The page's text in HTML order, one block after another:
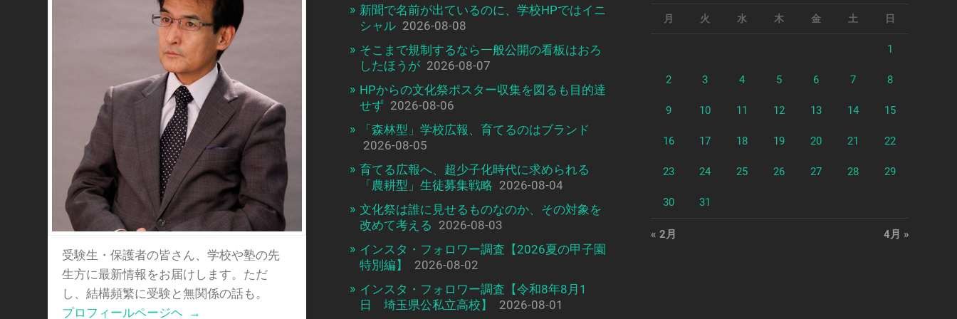
受験生・保護者の皆さん、学校や塾の先
生方に最新情報をお届けします。ただ
し、結構頻繁に受験と無関係の話も。
プロフィールページヘ →
新聞で名前が出ているのに、学校HPではイニ
シャル 2026-08-08
そこまで規制するなら一般公開の看板はおろ
したほうが 2026-08-07
HPからの文化祭ポスター収集を図るも目的達
せず 2026-08-06
「森林型」学校広報、育てるのはブランド
2026-08-05
育てる広報へ、超少子化時代に求められる
「農耕型」生徒募集戦略 2026-08-04
文化祭は誰に見せるものなのか、その対象を
改めて考える 2026-08-03
インスタ・フォロワー調査【2026夏の甲子園
特別編】
2026-08-02
インスタ・フォロワー調査【令和8年8月1
日 埼玉県公私立高校】
2026-08-01
月 火 水 木 金 土 日
1
2 3 4 5 6 7 8
9 10 11 12 13 14 15
16 17 18 19 20 21 22
23 24 25 26 27 28 29
30 31
« 2月 4月 »